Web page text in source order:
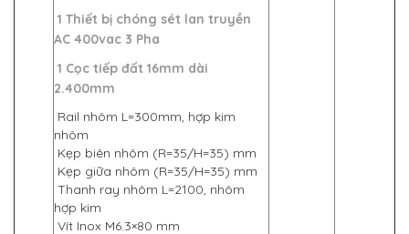
1 Thiết bị chóng sét lan truyền
AC 400vac 3 Pha
1 Cọc tiếp đất 16mm dài
2.400mm
Rail nhôm L=300mm, hợp kim
nhôm
Kẹp biên nhôm (R=35/H=35) mm
Kẹp giữa nhôm (R=35/H=35) mm
Thanh ray nhôm L=2100, nhôm
hợp kim
Vít Inox M6.3×80 mm